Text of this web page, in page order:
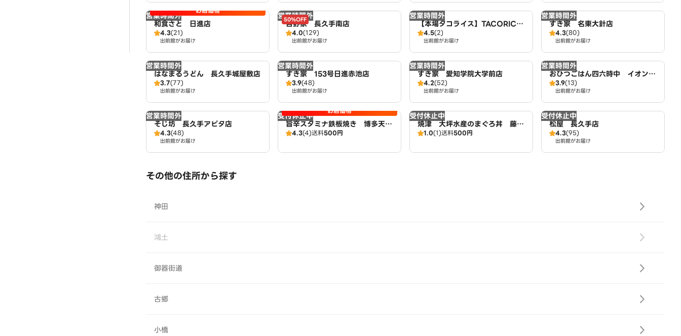
営業時間外 お店価格
和食さと 日進店
4.3(21)
出前館がお届け
営業時間外
50%OFF
吉野家 長久手南店
4.0(129)
出前館がお届け
営業時間外
【本場タコライス】TACORICE
LAND 平針店
4.5(2)
出前館がお届け
営業時間外
すき家 名東大針店
4.3(80)
出前館がお届け
営業時間外
はなまるうどん 長久手城屋敷店
3.7(77)
出前館がお届け
営業時間外
すき家 153号日進赤池店
3.9(48)
出前館がお届け
営業時間外
すき家 愛知学院大学前店
4.2(52)
出前館がお届け
営業時間外
おひつごはん四六時中 イオンモ
ール長久手店
3.9(13)
出前館がお届け
営業時間外
そじ坊 長久手アピタ店
4.3(48)
出前館がお届け
受付休止中 お店価格
旨辛スタミナ鉄板焼き 博多天神
軒 藤が丘店 広域店
4.3(4)送料500円
受付休止中
焼津 大坪水産のまぐろ丼 藤が
丘店 広域店
1.0(1)送料500円
受付休止中
松屋 長久手店
4.3(95)
出前館がお届け
その他の住所から探す
神田
鴻土
御器街道
古郷
小橋